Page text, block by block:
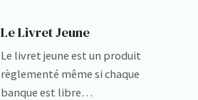
Le Livret Jeune
Le livret jeune est un produit
règlementé même si chaque
banque est libre…